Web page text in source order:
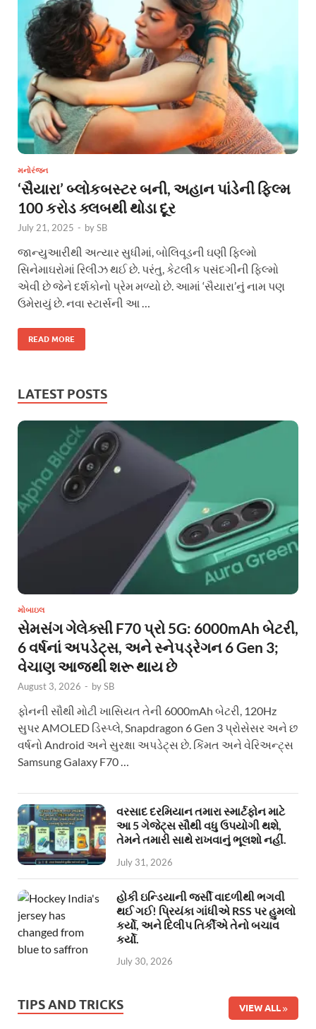
મનોરંજન
‘સૈયારા’ બ્લોકબસ્ટર બની, અહાન પાંડેની ફિલ્મ
100 કરોડ ક્લબથી થોડા દૂર
July 21, 2025 - bySB
જાન્યુઆરીથી અત્યાર સુધીમાં, બોલિવૂડની ઘણી ફિલ્મો
સિનેમાઘરોમાં રિલીઝ થઈ છે. પરંતુ, કેટલીક પસંદગીની ફિલ્મો
એવી છે જેને દર્શકોનો પ્રેમ મળ્યો છે. આમાં ‘સૈયારા’નું નામ પણ
ઉમેરાયું છે. નવા સ્ટાર્સની આ …
READ MORE
LATEST POSTS
મોબાઇલ
સેમસંગ ગેલેક્સી F70 પ્રો 5G: 6000mAh બેટરી,
6 વર્ષનાં અપડેટ્સ, અને સ્નેપડ્રેગન 6 Gen 3;
વેચાણ આજથી શરૂ થાય છે
August 3, 2026 - bySB
ફોનની સૌથી મોટી ખાસિયત તેની 6000mAh બેટરી, 120Hz
સુપર AMOLED ડિસ્પ્લે, Snapdragon 6 Gen 3 પ્રોસેસર અને છ
વર્ષનો Android અને સુરક્ષા અપડેટ્સ છે. કિંમત અને વેરિઅન્ટ્સ
Samsung Galaxy F70 …
વરસાદ દરમિયાન તમારા સ્માર્ટફોન માટે
આ 5 ગેજેટ્સ સૌથી વધુ ઉપયોગી થશે,
તેમને તમારી સાથે રાખવાનું ભૂલશો નહીં.
July 31, 2026
હોકી ઇન્ડિયાની જર્સી વાદળીથી ભગવી
થઈ ગઈ! પ્રિયંકા ગાંધીએ RSS પર હુમલો
કર્યો, અને દિલીપ તિર્કીએ તેનો બચાવ
કર્યો.
July 30, 2026
TIPS AND TRICKS VIEW ALL